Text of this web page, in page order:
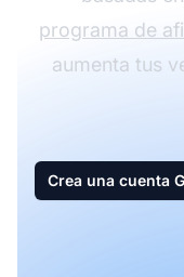
programa de
aumenta tus
Crea una cuenta